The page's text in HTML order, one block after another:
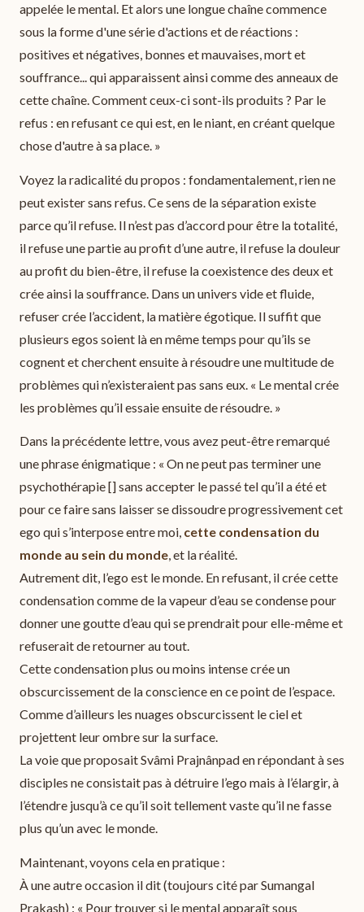
appelée le mental. Et alors une longue chaîne commence
sous la forme d'une série d'actions et de réactions :
positives et négatives, bonnes et mauvaises, mort et
souffrance... qui apparaissent ainsi comme des anneaux de
cette chaîne. Comment ceux-ci sont-ils produits ? Par le
refus : en refusant ce qui est, en le niant, en créant quelque
chose d'autre à sa place. »
Voyez la radicalité du propos : fondamentalement, rien ne
peut exister sans refus. Ce sens de la séparation existe
parce qu’il refuse. Il n’est pas d’accord pour être la totalité,
il refuse une partie au profit d’une autre, il refuse la douleur
au profit du bien-être, il refuse la coexistence des deux et
crée ainsi la souffrance. Dans un univers vide et fluide,
refuser crée l’accident, la matière égotique. Il suffit que
plusieurs egos soient là en même temps pour qu’ils se
cognent et cherchent ensuite à résoudre une multitude de
problèmes qui n’existeraient pas sans eux. « Le mental crée
les problèmes qu’il essaie ensuite de résoudre. »
Dans la précédente lettre, vous avez peut-être remarqué
une phrase énigmatique : « On ne peut pas terminer une
psychothérapie [] sans accepter le passé tel qu’il a été et
pour ce faire sans laisser se dissoudre progressivement cet
ego qui s’interpose entre moi, cette condensation du
monde au sein du monde, et la réalité.
Autrement dit, l’ego est le monde. En refusant, il crée cette
condensation comme de la vapeur d’eau se condense pour
donner une goutte d’eau qui se prendrait pour elle-même et
refuserait de retourner au tout.
Cette condensation plus ou moins intense crée un
obscurcissement de la conscience en ce point de l’espace.
Comme d’ailleurs les nuages obscurcissent le ciel et
projettent leur ombre sur la surface.
La voie que proposait Svâmi Prajnânpad en répondant à ses
disciples ne consistait pas à détruire l’ego mais à l’élargir, à
l’étendre jusqu’à ce qu’il soit tellement vaste qu’il ne fasse
plus qu’un avec le monde.
Maintenant, voyons cela en pratique :
À une autre occasion il dit (toujours cité par Sumangal
Prakash) : « Pour trouver si le mental apparaît sous